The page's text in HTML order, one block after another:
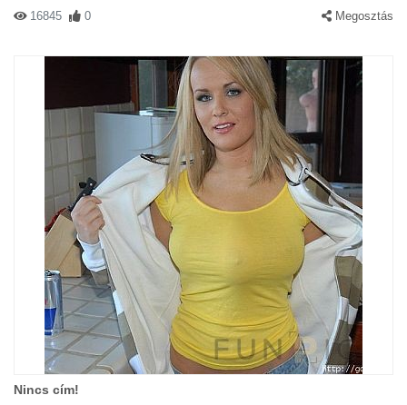
16845 0 Megosztás
Nincs cím!